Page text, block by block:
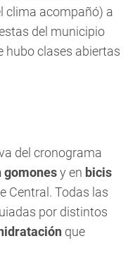
clima acompañó) a
del municipio
hubo clases abiertas
del cronograma
gomonesy en bicis
Central. Todas las
por distintos
que